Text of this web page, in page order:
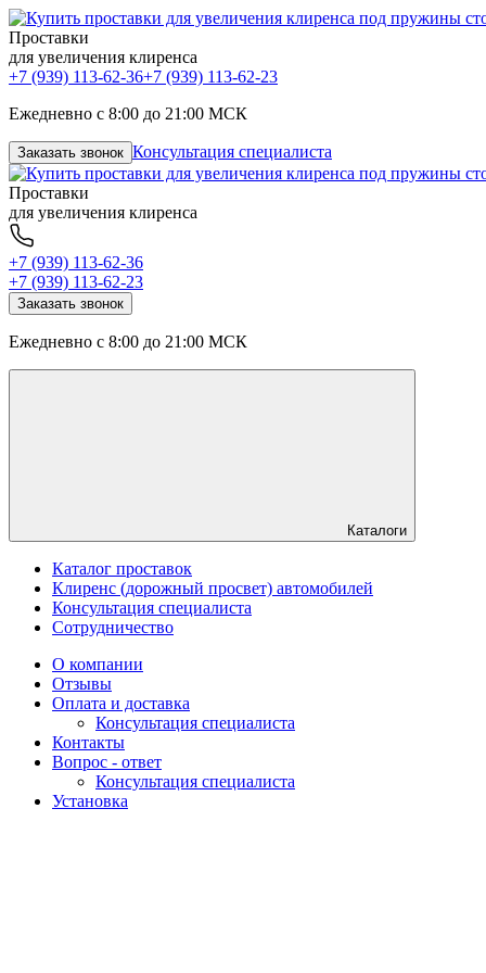
Проставки
для увеличения клиренса
+7 (939) 113-62-36+7 (939) 113-62-23
Ежедневно с 8:00 до 21:00 МСК
Заказать звонок Консультация специалиста
Проставки
для увеличения клиренса
+7 (939) 113-62-36
+7 (939) 113-62-23
Заказать звонок
Ежедневно с 8:00 до 21:00 МСК
Каталоги
Каталог проставок
Клиренс (дорожный просвет) автомобилей
Консультация специалиста
Сотрудничество
О компании
Отзывы
Оплата и доставка
Консультация специалиста
Контакты
Вопрос - ответ
Консультация специалиста
Установка